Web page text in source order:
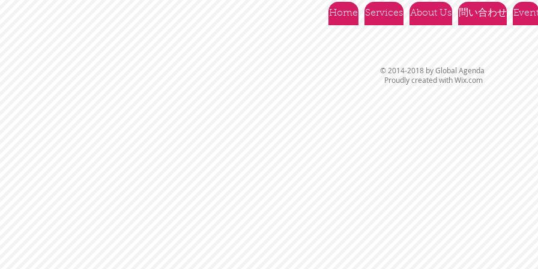
Home Services About Us 問い合わせ
© 2014-2018 by Global Agenda
Proudly created withWix.com